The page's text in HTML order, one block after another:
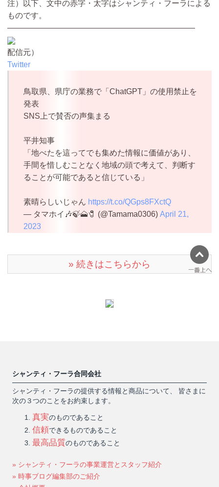
注）以下、文中の赤字・太字はシャンティ・フーラによる
ものです。
————————————————————————
配信元）
Twitter
鳥取県、県庁の業務で「ChatGPT」の使用禁止を
発表
SNS上で賛否の声集まる
平井知事
「地べたを這ってでも集めた情報に価値があり、
手間を惜しむことなく地域の頭で考えて、判断す
ることが可能であると信じている」
素晴らしいじゃん https://t.co/QGps8FXctQ
— タマホイ🎶🍃🗻🧷 (@Tamama0306) April 21,
2023
» 続きはこちらから
シャンティ・フーラ合同会社
シャンティ・フーラの提供する情報と商品について、 皆さまに
次の３つのことをお約束します。
真実のものであること
信頼できるものであること
最高品質のものであること
» シャンティ・フーラの事業運営とスタッフ紹介
» 時事ブログ編集部のご紹介